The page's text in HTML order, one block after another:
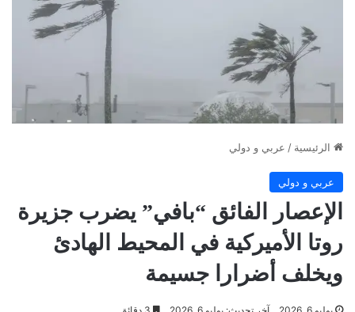
الرئيسية / عربي و دولي
عربي و دولي
الإعصار الفائق “بافي” يضرب جزيرة
روتا الأميركية في المحيط الهادئ
ويخلف أضرارا جسيمة